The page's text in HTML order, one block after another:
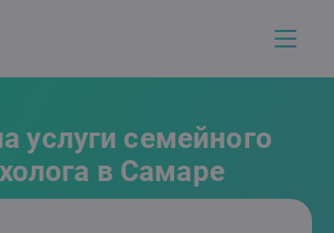
услуги семейного
в Самаре